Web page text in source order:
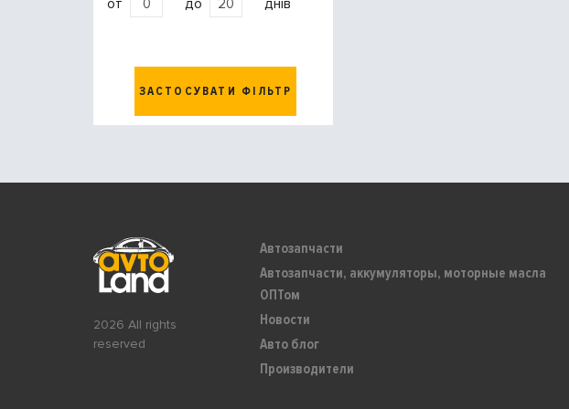
ЗАСТОСУВАТИ ФІЛЬТР
2026 All rights
reserved
Автозапчасти
Автозапчасти, аккумуляторы, моторные масла
ОПТом
Новости
Авто блог
Производители